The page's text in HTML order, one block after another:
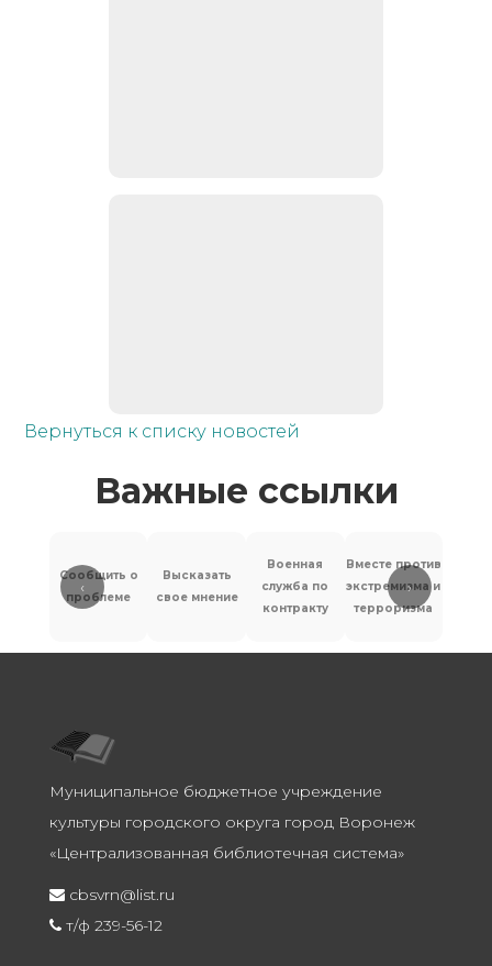
Вернуться к списку новостей
Важные ссылки
‹
Сообщить о
проблеме
Высказать
свое мнение
Военная
служба по
контракту
Вместе против
экстремизма и
терроризма
›
Муниципальное бюджетное учреждение
культуры городского округа город Воронеж
«Централизованная библиотечная система»
cbsvrn@list.ru
т/ф 239-56-12